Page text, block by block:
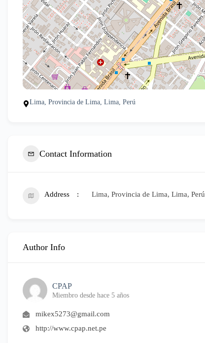
Lima, Provincia de Lima, Lima, Perú
Contact Information
Address Lima, Provincia de Lima, Lima, Perú
Author Info
CPAP
Miembro desde hace 5 años
mikex5273@gmail.com
http://www.cpap.net.pe